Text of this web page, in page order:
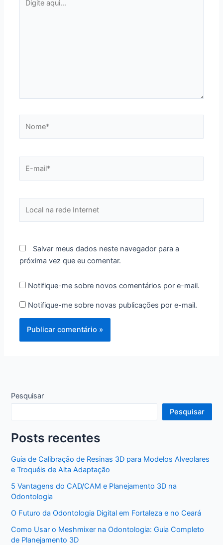
aqui...
mail*
na
Salvar meus dados neste navegador para a
próxima vez que eu comentar.
Notifique-me sobre novos comentários por e-mail.
Notifique-me sobre novas publicações por e-mail.
Pesquisar
Pesquisar
Posts recentes
Guia de Calibração de Resinas 3D para Modelos Alveolares
e Troquéis de Alta Adaptação
5 Vantagens do CAD/CAM e Planejamento 3D na
Odontologia
O Futuro da Odontologia Digital em Fortaleza e no Ceará
Como Usar o Meshmixer na Odontologia: Guia Completo
de Planejamento 3D